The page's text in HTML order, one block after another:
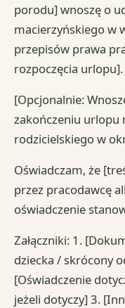
porodu] wnoszę o
macierzyńskiego w
przepisów prawa
rozpoczęcia urlopu].
[Opcjonalnie:
zakończeniu urlopu
rodzicielskiego w
Oświadczam, że
przez pracodawcę
oświadczenie
Załączniki: 1.
dziecka / skrócony
[Oświadczenie
jeżeli dotyczy] 3.